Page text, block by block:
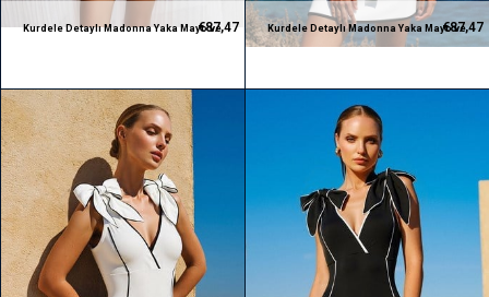
Kurdele Detaylı Madonna Yaka Mayo ve
€87,47
Kurdele Detaylı Madonna Yaka Mayo ve
Pareo Takım
€87,47